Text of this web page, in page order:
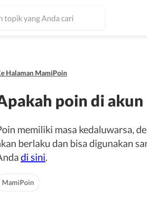
Halaman MamiPoin
poin di akun
memiliki masa kedaluwarsa,
berlaku dan bisa digunakan
di sini.
MamiPoin